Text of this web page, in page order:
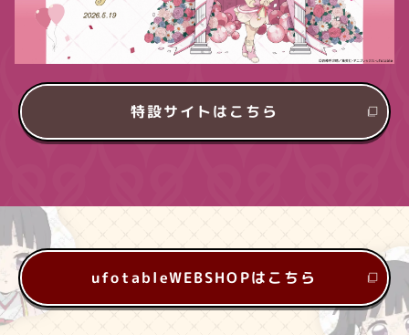
特設サイトはこちら
ufotableWEBSHOPはこちら